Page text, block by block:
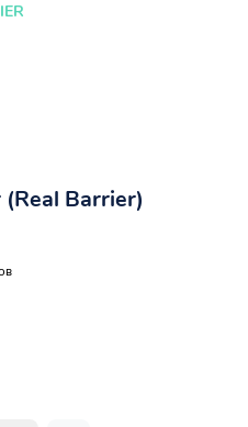
Barrier)